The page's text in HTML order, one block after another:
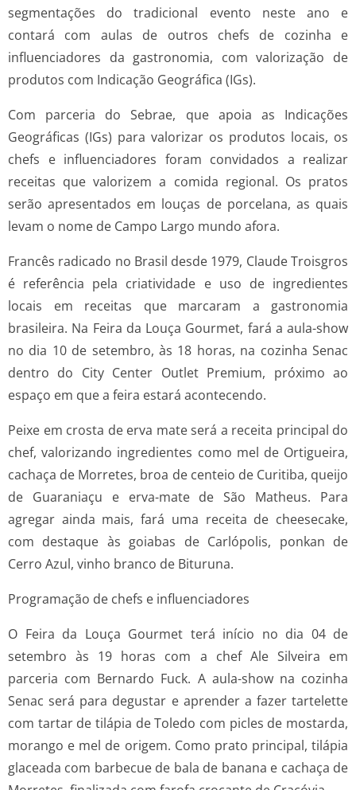
segmentações do tradicional evento neste ano e
contará com aulas de outros chefs de cozinha e
influenciadores da gastronomia, com valorização de
produtos com Indicação Geográfica (IGs).
Com parceria do Sebrae, que apoia as Indicações
Geográficas (IGs) para valorizar os produtos locais, os
chefs e influenciadores foram convidados a realizar
receitas que valorizem a comida regional. Os pratos
serão apresentados em louças de porcelana, as quais
levam o nome de Campo Largo mundo afora.
Francês radicado no Brasil desde 1979, Claude Troisgros
é referência pela criatividade e uso de ingredientes
locais em receitas que marcaram a gastronomia
brasileira. Na Feira da Louça Gourmet, fará a aula-show
no dia 10 de setembro, às 18 horas, na cozinha Senac
dentro do City Center Outlet Premium, próximo ao
espaço em que a feira estará acontecendo.
Peixe em crosta de erva mate será a receita principal do
chef, valorizando ingredientes como mel de Ortigueira,
cachaça de Morretes, broa de centeio de Curitiba, queijo
de Guaraniaçu e erva-mate de São Matheus. Para
agregar ainda mais, fará uma receita de cheesecake,
com destaque às goiabas de Carlópolis, ponkan de
Cerro Azul, vinho branco de Bituruna.
Programação de chefs e influenciadores
O Feira da Louça Gourmet terá início no dia 04 de
setembro às 19 horas com a chef Ale Silveira em
parceria com Bernardo Fuck. A aula-show na cozinha
Senac será para degustar e aprender a fazer tartelette
com tartar de tilápia de Toledo com picles de mostarda,
morango e mel de origem. Como prato principal, tilápia
glaceada com barbecue de bala de banana e cachaça de